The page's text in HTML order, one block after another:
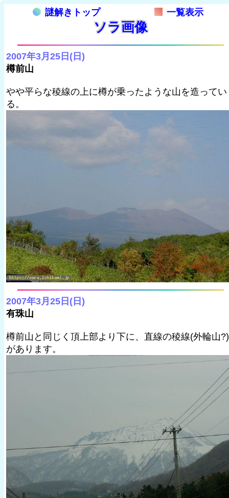
謎解きトップ 一覧表示
ソラ画像
2007年3月25日(日)
樽前山
やや平らな稜線の上に樽が乗ったような山を造ってい
る。
2007年3月25日(日)
有珠山
樽前山と同じく頂上部より下に、直線の稜線(外輪山?)
があります。